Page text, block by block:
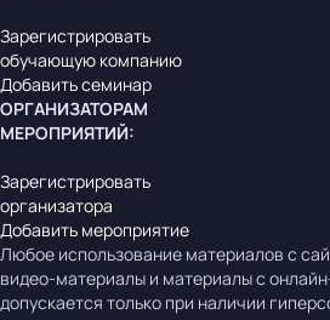
Зарегистрировать
обучающую компанию
Добавить семинар
ОРГАНИЗАТОРАМ
МЕРОПРИЯТИЙ:
Зарегистрировать
организатора
Добавить мероприятие
Любое использование материалов с
видео-материалы и материалы с
допускается только при наличии